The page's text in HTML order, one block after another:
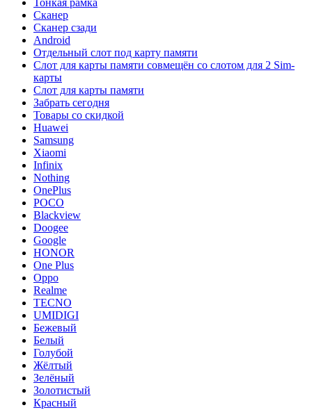
Сканер
Сканер сзади
Android
Отдельный слот под карту памяти
Слот для карты памяти совмещён со слотом для 2 Sim-
карты
Слот для карты памяти
Забрать сегодня
Товары со скидкой
Huawei
Samsung
Xiaomi
Infinix
Nothing
OnePlus
POCO
Blackview
Doogee
Google
HONOR
One Plus
Oppo
Realme
TECNO
UMIDIGI
Бежевый
Белый
Голубой
Жёлтый
Зелёный
Золотистый
Красный